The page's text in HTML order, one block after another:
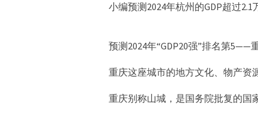
小编预测2024年杭州的GDP超过
预测2024年“GDP20强”排名第5——
重庆这座城市的地方文化、物产资
重庆别称山城，是国务院批复的国